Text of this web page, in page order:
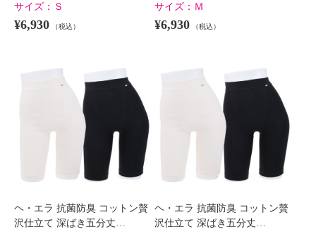
サイズ： Ｓ
¥6,930 （税込）
サイズ： Ｍ
¥6,930 （税込）
ヘ・エラ 抗菌防臭 コットン贅
沢仕立て 深ばき五分丈…
ヘ・エラ 抗菌防臭 コットン贅
沢仕立て 深ばき五分丈…